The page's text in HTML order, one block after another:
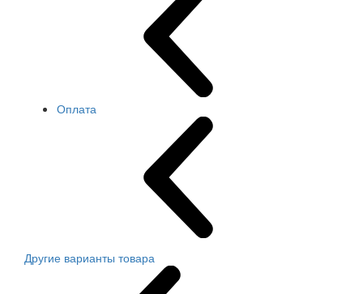
Оплата
Другие варианты товара